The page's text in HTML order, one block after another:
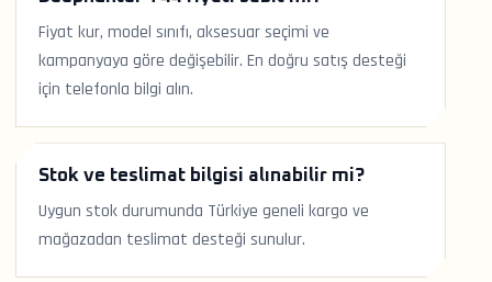
Fiyat kur, model sınıfı, aksesuar seçimi ve
kampanyaya göre değişebilir. En doğru satış desteği
için telefonla bilgi alın.
Stok ve teslimat bilgisi alınabilir mi?
Uygun stok durumunda Türkiye geneli kargo ve
mağazadan teslimat desteği sunulur.